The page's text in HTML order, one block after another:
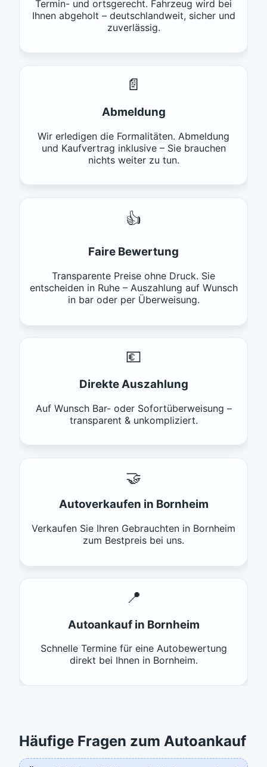
Termin- und ortsgerecht. Fahrzeug wird bei
Ihnen abgeholt – deutschlandweit, sicher und
zuverlässig.
📄
Abmeldung
Wir erledigen die Formalitäten. Abmeldung
und Kaufvertrag inklusive – Sie brauchen
nichts weiter zu tun.
👍
Faire Bewertung
Transparente Preise ohne Druck. Sie
entscheiden in Ruhe – Auszahlung auf Wunsch
in bar oder per Überweisung.
💶
Direkte Auszahlung
Auf Wunsch Bar- oder Sofortüberweisung –
transparent & unkompliziert.
🤝
Autoverkaufen in Bornheim
Verkaufen Sie Ihren Gebrauchten in Bornheim
zum Bestpreis bei uns.
📍
Autoankauf in Bornheim
Schnelle Termine für eine Autobewertung
direkt bei Ihnen in Bornheim.
Häufige Fragen zum Autoankauf